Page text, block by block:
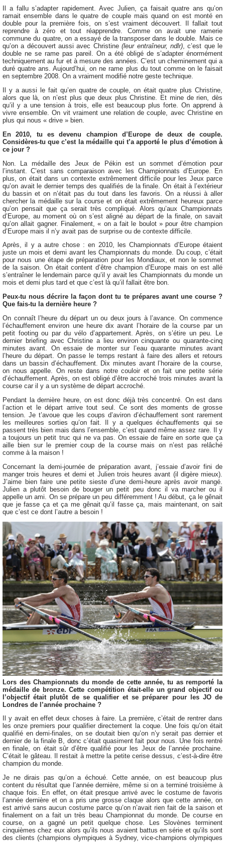
Il a fallu s’adapter rapidement. Avec Julien, ça faisait quatre ans qu’on
ramait ensemble dans le quatre de couple mais quand on est monté en
double pour la première fois, on s’est vraiment découvert. Il fallait tout
reprendre à zéro et tout réapprendre. Comme on avait une ramerie
commune du quatre, on a essayé de la transposer dans le double. Mais ce
qu’on a découvert aussi avec Christine(leur entraîneur, ndlr), c’est que le
double ne se rame pas pareil. On a été obligé de s’adapter énormément
techniquement au fur et à mesure des années. C’est un cheminement qui a
duré quatre ans. Aujourd’hui, on ne rame plus du tout comme on le faisait
en septembre 2008. On a vraiment modifié notre geste technique.
Il y a aussi le fait qu’en quatre de couple, on était quatre plus Christine,
alors que là, on n’est plus que deux plus Christine. Et mine de rien, dès
qu’il y a une tension à trois, elle est beaucoup plus forte. On apprend à
vivre ensemble. On vit vraiment une relation de couple, avec Christine en
plus qui nous « drive » bien.
En 2010, tu es devenu champion d’Europe de deux de couple.
Considères-tu que c’est la médaille qui t’a apporté le plus d’émotion à
ce jour ?
Non. La médaille des Jeux de Pékin est un sommet d’émotion pour
l’instant. C’est sans comparaison avec les Championnats d’Europe. En
plus, on était dans un contexte extrêmement difficile pour les Jeux parce
qu’on avait le dernier temps des qualifiés de la finale. On était à l’extérieur
du bassin et on n’était pas du tout dans les favoris. On a réussi à aller
chercher la médaille sur la course et on était extrêmement heureux parce
qu’on pensait que ça serait très compliqué. Alors qu’aux Championnats
d’Europe, au moment où on s’est aligné au départ de la finale, on savait
qu’on allait gagner. Finalement, « on a fait le boulot » pour être champion
d’Europe mais il n’y avait pas de surprise ou de contexte difficile.
Après, il y a autre chose : en 2010, les Championnats d’Europe étaient
juste un mois et demi avant les Championnats du monde. Du coup, c’était
pour nous une étape de préparation pour les Mondiaux, et non le sommet
de la saison. On était content d’être champion d’Europe mais on est allé
s’entraîner le lendemain parce qu’il y avait les Championnats du monde un
mois et demi plus tard et que c’est là qu’il fallait être bon.
Peux-tu nous décrire la façon dont tu te prépares avant une course ?
Que fais-tu la dernière heure ?
On connaît l’heure du départ un ou deux jours à l’avance. On commence
l’échauffement environ une heure dix avant l’horaire de la course par un
petit footing ou par du vélo d’appartement. Après, on s’étire un peu. Le
dernier briefing avec Christine a lieu environ cinquante ou quarante-cinq
minutes avant. On essaie de monter sur l’eau quarante minutes avant
l’heure du départ. On passe le temps restant à faire des allers et retours
dans un bassin d’échauffement. Dix minutes avant l’horaire de la course,
on nous appelle. On reste dans notre couloir et on fait une petite série
d’échauffement. Après, on est obligé d’être accroché trois minutes avant la
course car il y a un système de départ accroché.
Pendant la dernière heure, on est donc déjà très concentré. On est dans
l’action et le départ arrive tout seul. Ce sont des moments de grosse
tension. Je t’avoue que les coups d’aviron d’échauffement sont rarement
les meilleures sorties qu’on fait. Il y a quelques échauffements qui se
passent très bien mais dans l’ensemble, c’est quand même assez rare. Il y
a toujours un petit truc qui ne va pas. On essaie de faire en sorte que ça
aille bien sur le premier coup de la course mais on n’est pas relâché
comme à la maison !
Concernant la demi-journée de préparation avant, j’essaie d’avoir fini de
manger trois heures et demi et Julien trois heures avant (il digère mieux).
J’aime bien faire une petite sieste d’une demi-heure après avoir mangé.
Julien a plutôt besoin de bouger un petit peu donc il va marcher ou il
appelle un ami. On se prépare un peu différemment ! Au début, ça le gênait
que je fasse ça et ça me gênait qu’il fasse ça, mais maintenant, on sait
que c’est ce dont l’autre a besoin !
Lors des Championnats du monde de cette année, tu as remporté la
médaille de bronze. Cette compétition était-elle un grand objectif ou
l’objectif était plutôt de se qualifier et se préparer pour les JO de
Londres de l’année prochaine ?
Il y avait en effet deux choses à faire. La première, c’était de rentrer dans
les onze premiers pour qualifier directement la coque. Une fois qu’on était
qualifié en demi-finales, on se doutait bien qu’on n’y serait pas dernier et
dernier de la finale B, donc c’était quasiment fait pour nous. Une fois rentré
en finale, on était sûr d’être qualifié pour les Jeux de l’année prochaine.
C’était le gâteau. Il restait à mettre la petite cerise dessus, c’est-à-dire être
champion du monde.
Je ne dirais pas qu’on a échoué. Cette année, on est beaucoup plus
content du résultat que l’année dernière, même si on a terminé troisième à
chaque fois. En effet, on était presque arrivé avec le costume de favoris
l’année dernière et on a pris une grosse claque alors que cette année, on
est arrivé sans aucun costume parce qu’on n’avait rien fait de la saison et
finalement on a fait un très beau Championnat du monde. De course en
course, on a gagné un petit quelque chose. Les Slovènes terminent
cinquièmes chez eux alors qu’ils nous avaient battus en série et qu’ils sont
des clients (champions olympiques à Sydney, vice-champions olympiques